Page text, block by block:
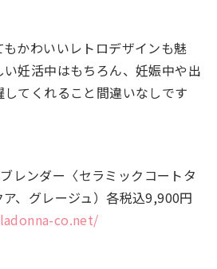
かわいいレトロデザインも魅
妊活中はもちろん、妊娠中や出
てくれること間違いなしです
レンダー〈セラミックコートタ
、グレージュ）各税込9,900円
co.net/